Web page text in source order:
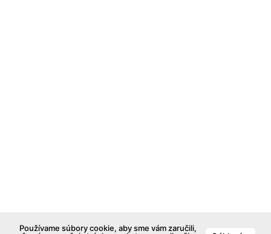
Používame súbory cookie, aby sme vám zaručili,